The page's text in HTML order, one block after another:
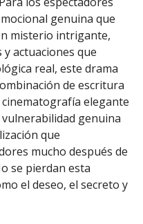
genuina que
misterio intrigante,
actuaciones que
real, este drama
de escritura
elegante
genuina
que
mucho después de
se pierdan esta
el deseo, el secreto y